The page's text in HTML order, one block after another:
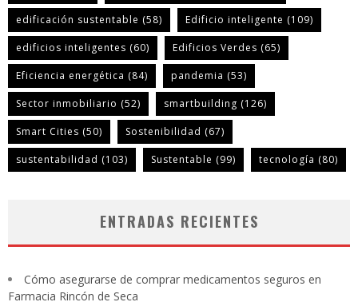
edificación sustentable (58) Edificio inteligente (109)
edificios inteligentes (60) Edificios Verdes (65)
Eficiencia energética (84) pandemia (53)
Sector inmobiliario (52) smartbuilding (126)
Smart Cities (50) Sostenibilidad (67)
sustentabilidad (103) Sustentable (99) tecnología (80)
ENTRADAS RECIENTES
Cómo asegurarse de comprar medicamentos seguros en
Farmacia Rincón de Seca